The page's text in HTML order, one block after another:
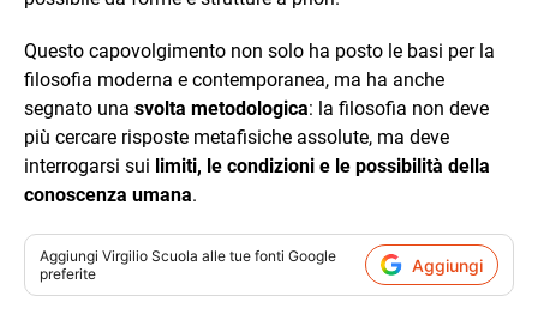
Questo capovolgimento non solo ha posto le basi per la
filosofia moderna e contemporanea, ma ha anche
segnato una svolta metodologica: la filosofia non deve
più cercare risposte metafisiche assolute, ma deve
interrogarsi sui limiti, le condizioni e le possibilità della
conoscenza umana.
Aggiungi Virgilio Scuola alle tue fonti Google
preferite
Aggiungi